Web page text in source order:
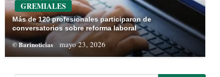
GREMIALES
Más de 120 profesionales participaron de
conversatorios sobre reforma laboral
© Barinoticias mayo 23, 2026